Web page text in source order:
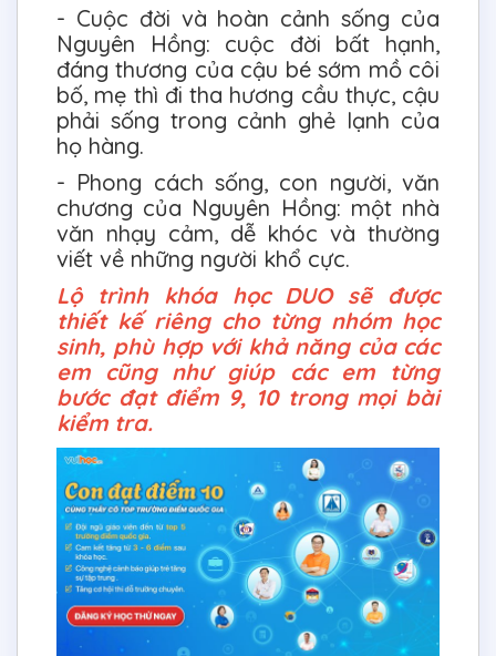
- Cuộc đời và hoàn cảnh sống của
Nguyên Hồng: cuộc đời bất hạnh,
đáng thương của cậu bé sớm mồ côi
bố, mẹ thì đi tha hương cầu thực, cậu
phải sống trong cảnh ghẻ lạnh của
họ hàng.
- Phong cách sống, con người, văn
chương của Nguyên Hồng: một nhà
văn nhạy cảm, dễ khóc và thường
viết về những người khổ cực.
Lộ trình khóa học DUO sẽ được
thiết kế riêng cho từng nhóm học
sinh, phù hợp với khả năng của các
em cũng như giúp các em từng
bước đạt điểm 9, 10 trong mọi bài
kiểm tra.